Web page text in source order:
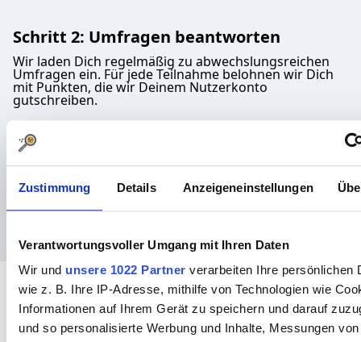
Zustimmung Details Anzeigeneinstellungen
Verantwortungsvoller Umgang mit Ihren Daten
Wir und unsere 1022 Partner verarbeiten Ihre persönlichen
wie z. B. Ihre IP-Adresse, mithilfe von Technologien wie
Informationen auf Ihrem Gerät zu speichern und darauf
und so personalisierte Werbung und Inhalte, Messungen
Schritt 2: Umfragen beantworten
Wir laden Dich regelmäßig zu abwechslungsreichen
Umfragen ein. Für jede Teilnahme belohnen wir Dich
mit Punkten, die wir Deinem Nutzerkonto
gutschreiben.
Schritt 3: Punkte einlösen
Deine gesammelten Punkte kannst Du im Prämien-
Shop gegen eine Auszahlung oder Spende einlösen.
Zudem sammelst Du monatlich Lose für tolle Gewinne.
EINE VORSCHAU DER